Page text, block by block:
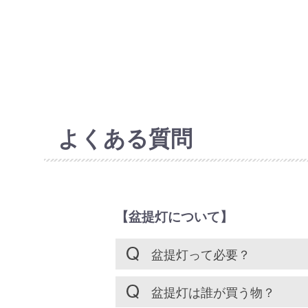
よくある質問
【盆提灯について】
盆提灯って必要？
盆提灯は誰が買う物？